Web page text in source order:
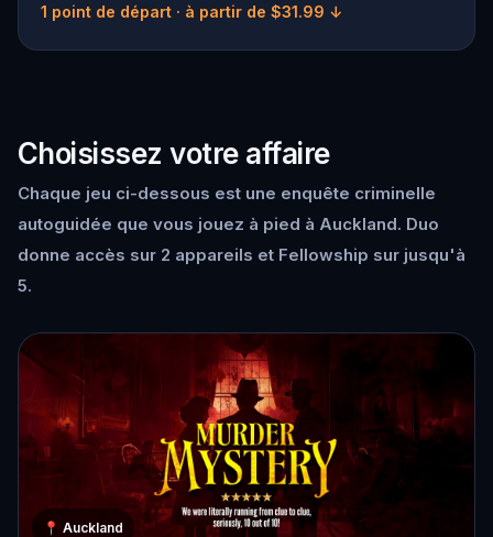
1 point de départ · à partir de $31.99 ↓
Choisissez votre affaire
Chaque jeu ci-dessous est une enquête criminelle
autoguidée que vous jouez à pied à Auckland. Duo
donne accès sur 2 appareils et Fellowship sur jusqu'à
5.
📍 Auckland